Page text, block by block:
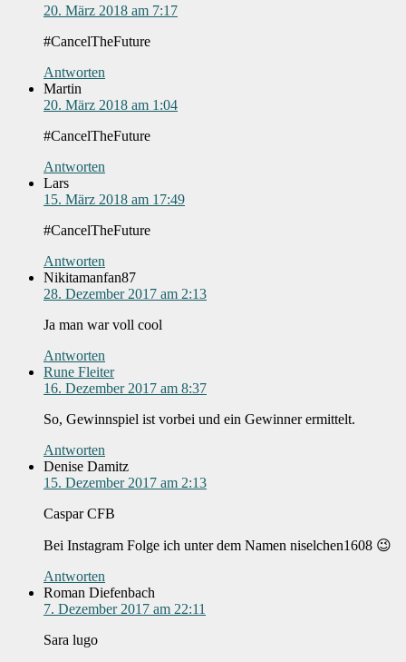
20. März 2018 am 7:17
#CancelTheFuture
Antworten
Martin
20. März 2018 am 1:04
#CancelTheFuture
Antworten
Lars
15. März 2018 am 17:49
#CancelTheFuture
Antworten
Nikitamanfan87
28. Dezember 2017 am 2:13
Ja man war voll cool
Antworten
Rune Fleiter
16. Dezember 2017 am 8:37
So, Gewinnspiel ist vorbei und ein Gewinner ermittelt.
Antworten
Denise Damitz
15. Dezember 2017 am 2:13
Caspar CFB
Bei Instagram Folge ich unter dem Namen niselchen1608 😉
Antworten
Roman Diefenbach
7. Dezember 2017 am 22:11
Sara lugo